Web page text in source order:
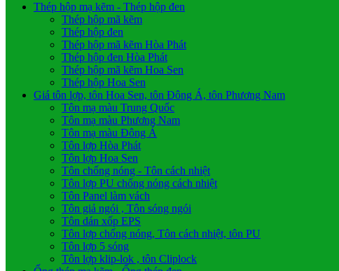
Thép hộp mạ kẽm - Thép hộp đen
Thép hộp mã kẽm
Thép hộp đen
Thép hộp mã kẽm Hòa Phát
Thép hộp đen Hòa Phát
Thép hộp mã kẽm Hoa Sen
Thép hộp Hoa Sen
Giá tôn lợp, tôn Hoa Sen, tôn Đông Á, tôn Phương Nam
Tôn mạ màu Trung Quốc
Tôn mạ màu Phương Nam
Tôn mạ màu Đông Á
Tôn lợp Hòa Phát
Tôn lợp Hoa Sen
Tôn chống nóng - Tôn cách nhiệt
Tôn lợp PU chống nóng cách nhiệt
Tôn Panel làm vách
Tôn giả ngói , Tôn sóng ngói
Tôn dán xốp EPS
Tôn lợp chống nóng, Tôn cách nhiệt, tôn PU
Tôn lợp 5 sóng
Tôn lợp klip-lok , tôn Cliplock